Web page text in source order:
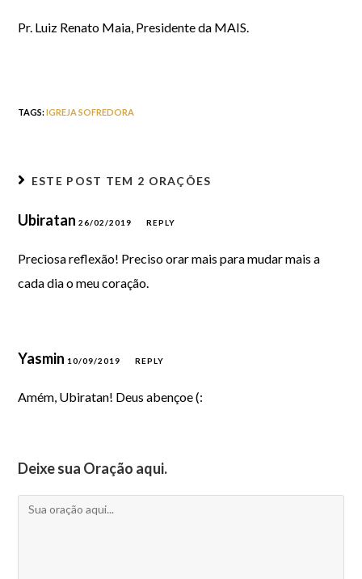
Pr. Luiz Renato Maia, Presidente da MAIS.
TAGS:IGREJA SOFREDORA
ESTE POST TEM 2 ORAÇÕES
Ubiratan26/02/2019 REPLY
Preciosa reflexão! Preciso orar mais para mudar mais a
cada dia o meu coração.
Yasmin 10/09/2019 REPLY
Amém, Ubiratan! Deus abençoe (:
Deixe sua Oração aqui.